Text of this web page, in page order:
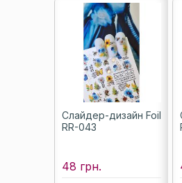
Слайдер-дизайн Foil
RR-043
48 грн.